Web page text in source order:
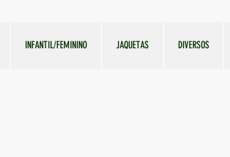
INFANTIL/FEMININO JAQUETAS DIVERSOS